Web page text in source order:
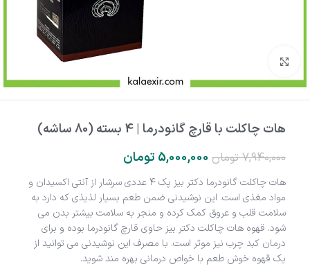
هات چاکلت با قارچ گانودرما | 4 بسته (80 ساشه)
7,940,000 تومان 5,000,000 تومان
هات چاکلت گانودرما دکتر بیز پک ۴ عددی سرشار از آنتی اکسیدان و
مواد مغذی است. این نوشیدنی ضمن طعم بسیار لذیذی که دارد به
سلامت قلب و عروق کمک کرده و منجر به سلامت بیشتر بدن می
شود. قهوه هات چاکلت دکتر بیز حاوی قارچ گانودرما بوده و برای
درمان کبد چرب نیز موثر است. با مصرف این نوشیدنی می توانید از
یک قهوه خوش طعم با خواص درمانی بهره مند شوید.